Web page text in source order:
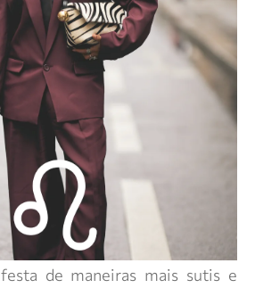
de maneiras mais sutis e